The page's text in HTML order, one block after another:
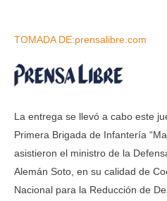
TOMADA DE:prensalibre.com
La entrega se llevó a cabo este
Primera Brigada de Infantería
asistieron el ministro de la
Alemán Soto, en su calidad de
Nacional para la Reducción de